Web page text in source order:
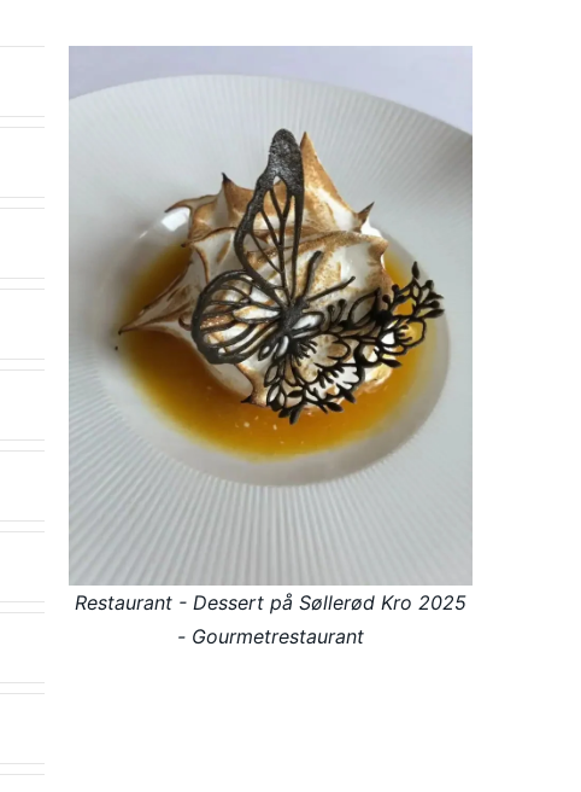
Restaurant - Dessert på Søllerød Kro 2025
- Gourmetrestaurant